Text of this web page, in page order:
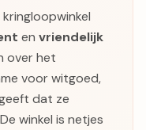
en vriendelijk
over het
voor witgoed,
dat ze
winkel is netjes